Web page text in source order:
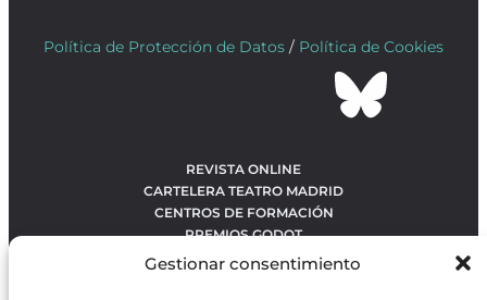
Gestionar consentimiento
Política de Protección de Datos / Política de Cookies
REVISTA ONLINE
CARTELERA TEATRO MADRID
CENTROS DE FORMACIÓN
PREMIOS GODOT